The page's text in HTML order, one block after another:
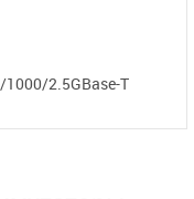
2.5GBase-T